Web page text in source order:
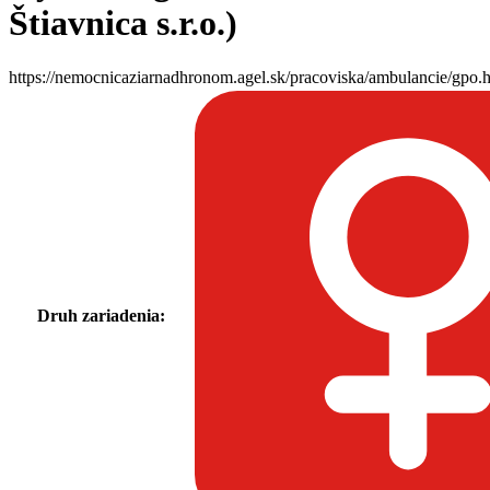
Štiavnica s.r.o.)
https://nemocnicaziarnadhronom.agel.sk/pracoviska/ambulancie/
Druh zariadenia: